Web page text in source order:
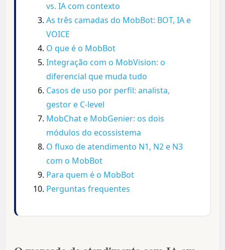
vs. IA com contexto
As três camadas do MobBot: BOT, IA e
VOICE
O que é o MobBot
Integração com o MobVision: o
diferencial que muda tudo
Casos de uso por perfil: analista,
gestor e C-level
MobChat e MobGenier: os dois
módulos do ecossistema
O fluxo de atendimento N1, N2 e N3
com o MobBot
Para quem é o MobBot
Perguntas frequentes